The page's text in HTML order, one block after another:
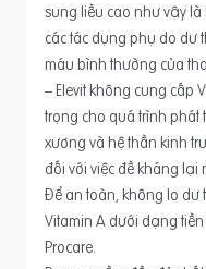
sung liều cao như vậy là
các tác dụng phụ do dư
máu bình thường của
– Elevit không cung cấp
trọng cho quá trình phát
xương và hệ thần kinh
đối với việc đề kháng lại
Để an toàn, không lo dư
Vitamin A dưới dạng
Procare.